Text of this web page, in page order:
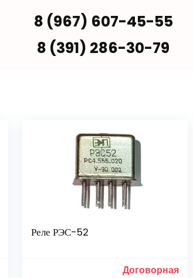
8 (967) 607-45-55
8 (391) 286-30-79
Реле РЭС-52
Договорная